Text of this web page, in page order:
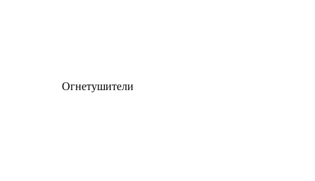
Огнетушители